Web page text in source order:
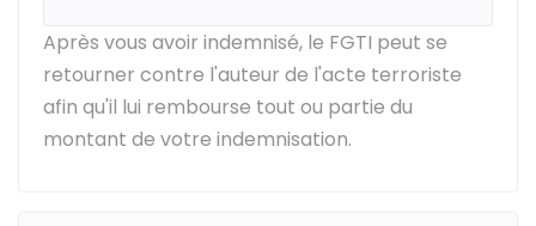
Après vous avoir indemnisé, le FGTI peut se
retourner contre l'auteur de l'acte terroriste
afin qu'il lui rembourse tout ou partie du
montant de votre indemnisation.